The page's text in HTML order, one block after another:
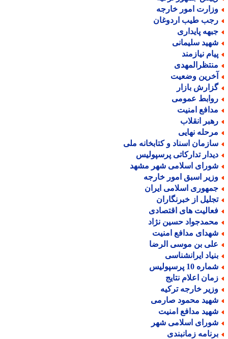
امور خارجه
طیب اردوغان
پایداری
سلیمانی
نیازمند
وضعیت
بازار
عمومی
امنیت
انقلاب
نهایی
اسناد و کتابخانه ملی
تدارکاتی پرسپولیس
اسلامی شهر مشهد
اسبق امور خارجه
اسلامی ایران
از خبرنگاران
های اقتصادی
حسین نژاد
مدافع امنیت
بن موسی الرضا
ایرانشناسی
10 پرسپولیس
اعلام نتایج
خارجه ترکیه
محمود صارمی
مدافع امنیت
اسلامی شهر
زمانبندی